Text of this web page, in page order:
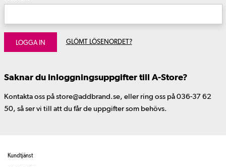
LOGGA IN GLÖMT LÖSENORDET?
Saknar du inloggningsuppgifter till A-Store?
Kontakta oss på store@addbrand.se, eller ring oss på 036-37 62
50, så ser vi till att du får de uppgifter som behövs.
Kundtjänst